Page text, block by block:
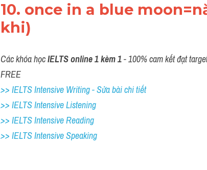
10. once in a blue
khi)
Các khóa học IELTS online 1 kèm 1 - 100% cam kết đạt
FREE
>> IELTS Intensive Writing - Sửa bài chi tiết
>> IELTS Intensive Listening
>> IELTS Intensive Reading
>> IELTS Intensive Speaking